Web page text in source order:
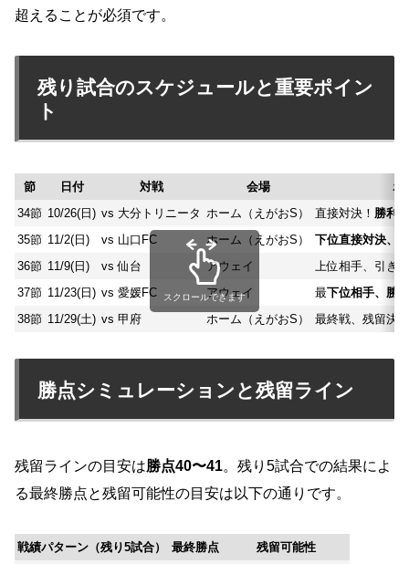
超えることが必須です。
残り試合のスケジュールと重要ポイン
ト
節 日付 対戦 会場
ポ
34節 10/26(日) vs 大分トリニータ ホーム（えがおS） 直接対決！ 勝利
35節 11/2(日) vs 山口FC ホーム（えがおS）
下位直接対決、
36節 11/9(日) vs 仙台 アウェイ
上位相手、引き
37節 11/23(日) vs 愛媛FC アウェイ 最下位相手、勝
38節 11/29(土) vs 甲府 ホーム（えがおS） 最終戦、残留決
スクロールできます
勝点シミュレーションと残留ライン
残留ラインの目安は勝点40〜41。残り5試合での結果によ
る最終勝点と残留可能性の目安は以下の通りです。
戦績パターン（残り5試合） 最終勝点
残留可能性